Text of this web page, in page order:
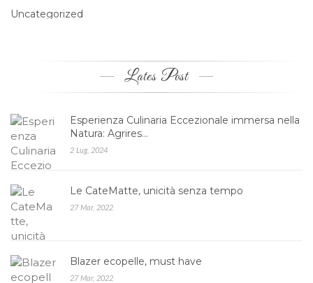
Uncategorized
Lates Post
Esperienza Culinaria Eccezionale immersa nella
Natura: Agrires…
2 Lug, 2024
Le CateMatte, unicità senza tempo
27 Mar, 2022
Blazer ecopelle, must have
27 Mar, 2022